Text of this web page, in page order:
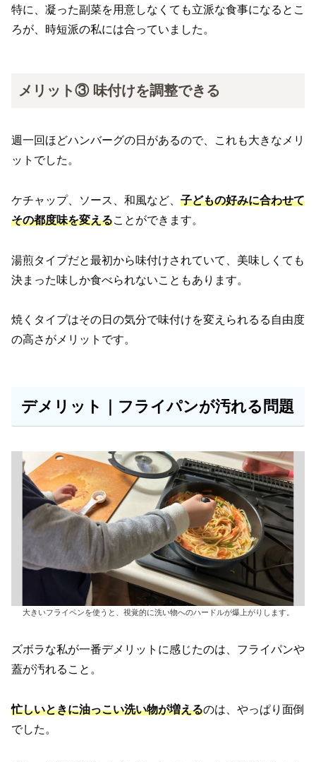
特に、凝った副菜を用意しなくても立派な食事になるとこ
ろが、時短派の私には合っていました。
メリット③ 味付けを調整できる
週一回ほどハンバーグの日があるので、これも大きなメリ
ットでした。
ケチャップ、ソース、和風など、 子どもの好みに合わせて
その都度味を変えることができます。
湯煎タイプだと最初から味付けされていて、美味しくても
決まった味しか食べられないこともあります。
焼くタイプはその日の気分で味付けを変えられるる自由度
の高さがメリットです。
デメリット｜フライパンが汚れる問題
大きいフライペンを使うと、視覚的に洗い物へのハードルが爆上がりします。
ズボラな私が一番デメリットに感じたのは、フライパンや
蓋が汚れること。
忙しいときに油っこい洗い物が増えるのは、やっぱり面倒
でした。